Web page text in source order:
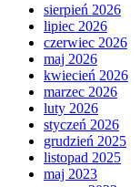
sierpień 2026
lipiec 2026
czerwiec 2026
maj 2026
kwiecień 2026
marzec 2026
luty 2026
styczeń 2026
grudzień 2025
listopad 2025
maj 2023